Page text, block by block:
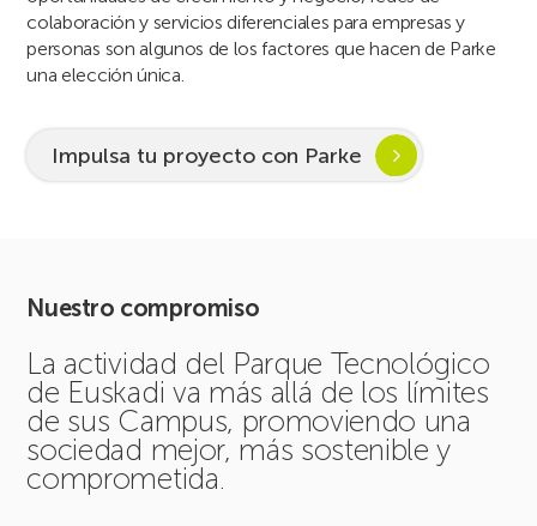
colaboración y servicios diferenciales para empresas y
personas son algunos de los factores que hacen de Parke
una elección única.
Impulsa tu proyecto con Parke
Nuestro compromiso
La actividad del Parque Tecnológico
de Euskadi va más allá de los límites
de sus Campus, promoviendo una
sociedad mejor, más sostenible y
comprometida.